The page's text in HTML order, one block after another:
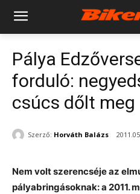
Pálya
forduló:
csúcs dőlt
Szerző: Horváth Balázs
Nem volt szerencséje az
pályabringásoknak: a 2011.